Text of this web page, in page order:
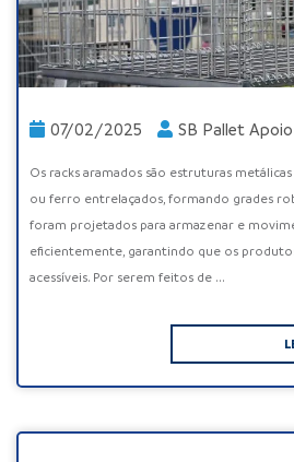
07/02/2025 SB Pallet
Os racks aramados são estruturas
ou ferro entrelaçados, formando grades
foram projetados para armazenar e
eficientemente, garantindo que os
acessíveis. Por serem feitos de ...